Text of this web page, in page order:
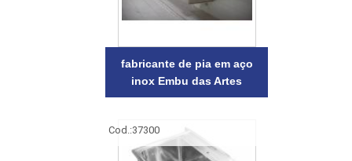
fabricante de pia em aço
inox Embu das Artes
Cod.:37300